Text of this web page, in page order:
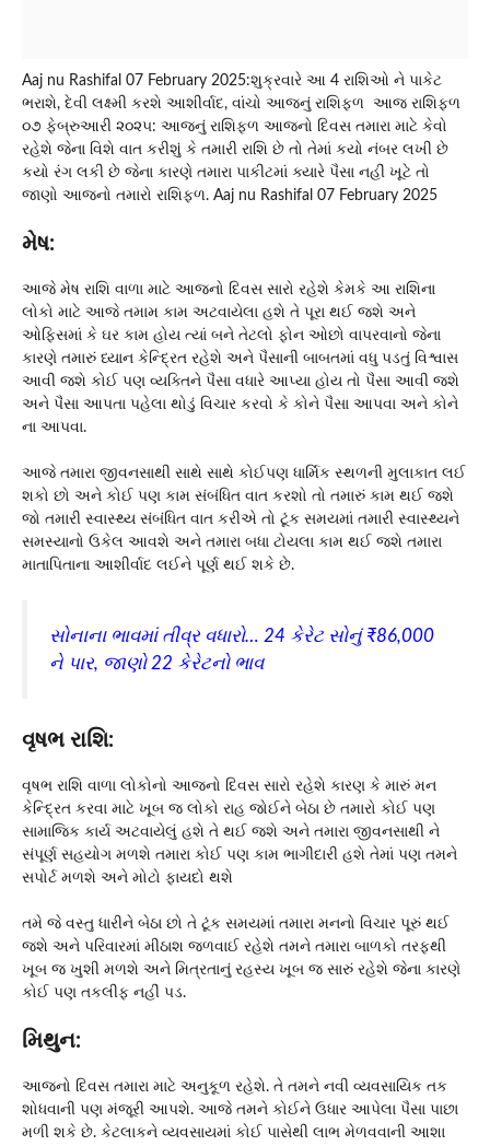
Aaj nu Rashifal 07 February 2025:શુક્રવારે આ 4 રાશિઓ ને પાકેટ
ભરાશે, દેવી લક્ષ્મી કરશે આશીર્વાદ, વાંચો આજનું રાશિફળ આજ રાશિફળ
૦૭ ફેબ્રુઆરી ૨૦૨૫: આજનું રાશિફળ આજનો દિવસ તમારા માટે કેવો
રહેશે જેના વિશે વાત કરીશું કે તમારી રાશિ છે તો તેમાં કયો નંબર લખી છે
કયો રંગ લકી છે જેના કારણે તમારા પાકીટમાં ક્યારે પૈસા નહીં ખૂટે તો
જાણો આજનો તમારો રાશિફળ. Aaj nu Rashifal 07 February 2025
મેષ:
આજે મેષ રાશિ વાળા માટે આજનો દિવસ સારો રહેશે કેમકે આ રાશિના
લોકો માટે આજે તમામ કામ અટવાયેલા હશે તે પૂરા થઈ જશે અને
ઓફિસમાં કે ઘર કામ હોય ત્યાં બને તેટલો ફોન ઓછો વાપરવાનો જેના
કારણે તમારું ધ્યાન કેન્દ્રિત રહેશે અને પૈસાની બાબતમાં વધુ પડતું વિશ્વાસ
આવી જશે કોઈ પણ વ્યક્તિને પૈસા વધારે આપ્યા હોય તો પૈસા આવી જશે
અને પૈસા આપતા પહેલા થોડું વિચાર કરવો કે કોને પૈસા આપવા અને કોને
ના આપવા.
આજે તમારા જીવનસાથી સાથે સાથે કોઈપણ ધાર્મિક સ્થળની મુલાકાત લઈ
શકો છો અને કોઈ પણ કામ સંબંધિત વાત કરશો તો તમારું કામ થઈ જશે
જો તમારી સ્વાસ્થ્ય સંબંધિત વાત કરીએ તો ટૂંક સમયમાં તમારી સ્વાસ્થ્યને
સમસ્યાનો ઉકેલ આવશે અને તમારા બધા ટોયલા કામ થઈ જશે તમારા
માતાપિતાના આશીર્વાદ લઈને પૂર્ણ થઈ શકે છે.
સોનાના ભાવમાં તીવ્ર વધારો… 24 કેરેટ સોનું ₹86,000
ને પાર, જાણો 22 કેરેટનો ભાવ
વૃષભ રાશિ:
વૃષભ રાશિ વાળા લોકોનો આજનો દિવસ સારો રહેશે કારણ કે મારું મન
કેન્દ્રિત કરવા માટે ખૂબ જ લોકો રાહ જોઈને બેઠા છે તમારો કોઈ પણ
સામાજિક કાર્ય અટવાયેલું હશે તે થઈ જશે અને તમારા જીવનસાથી ને
સંપૂર્ણ સહયોગ મળશે તમારા કોઈ પણ કામ ભાગીદારી હશે તેમાં પણ તમને
સપોર્ટ મળશે અને મોટો ફાયદો થશે
તમે જે વસ્તુ ધારીને બેઠા છો તે ટૂંક સમયમાં તમારા મનનો વિચાર પૂરું થઈ
જશે અને પરિવારમાં મીઠાશ જળવાઈ રહેશે તમને તમારા બાળકો તરફથી
ખૂબ જ ખુશી મળશે અને મિત્રતાનું રહસ્ય ખૂબ જ સારું રહેશે જેના કારણે
કોઈ પણ તકલીફ નહીં પડ.
મિથુન:
આજનો દિવસ તમારા માટે અનુકૂળ રહેશે. તે તમને નવી વ્યવસાયિક તક
શોધવાની પણ મંજૂરી આપશે. આજે તમને કોઈને ઉધાર આપેલા પૈસા પાછા
મળી શકે છે. કેટલાકને વ્યવસાયમાં કોઈ પાસેથી લાભ મેળવવાની આશા